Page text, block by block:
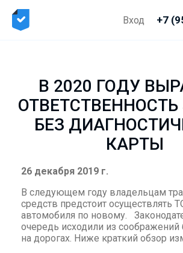
Вход +7
В 2020 ГОДУ
ОТВЕТСТВЕННОСТЬ
БЕЗ
КАРТЫ
26 декабря 2019 г.
В следующем году владельцам
средств предстоит осуществлять
автомобиля по новому.
очередь исходили из соображений
на дорогах. Ниже краткий обзор